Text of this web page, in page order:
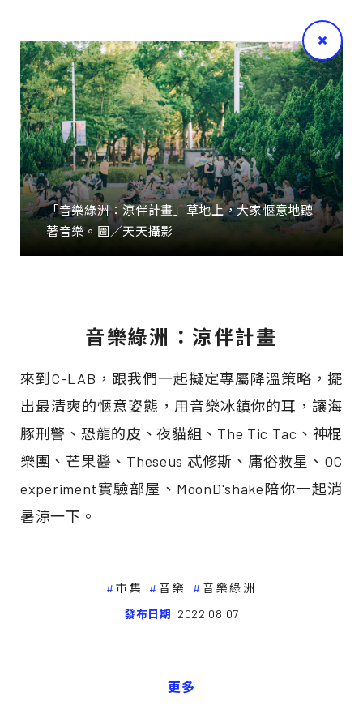
「音樂綠洲：涼伴計畫」草地上，大家愜意地聽
著音樂。圖／天天攝影
音樂綠洲：涼伴計畫
來到C-LAB，跟我們一起擬定專屬降溫策略，擺
出最清爽的愜意姿態，用音樂冰鎮你的耳，讓海
豚刑警、恐龍的皮、夜貓組、The Tic Tac、神棍
樂團、芒果醬、Theseus 忒修斯、庸俗救星、OC
experiment實驗部屋、MoonD'shake陪你一起消
暑涼一下。
市集 音樂
音樂綠洲
發布日期 2022.08.07
更多